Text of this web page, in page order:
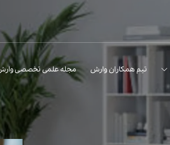
تیم همکاران وارش مجله علمی تخصصی